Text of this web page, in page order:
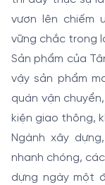
vươn lên chiếm
vững chắc trong
Sản phẩm của
vậy sản phẩm
quán vận
kiện giao thông,
Ngành xây
nhanh chóng,
dựng ngày một